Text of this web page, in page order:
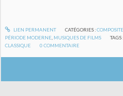
LIEN PERMANENT CATÉGORIES :
PÉRIODE MODERNE MUSIQUES DE FILMS TAGS :
CLASSIQUE
0 COMMENTAIRE